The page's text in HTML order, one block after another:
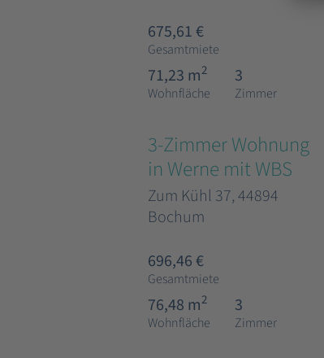
675,61 €
Gesamtmiete
71,23 m2
Wohnfläche
3
Zimmer
3-Zimmer Wohnung
in Werne mit WBS
Zum Kühl 37, 44894
Bochum
696,46 €
Gesamtmiete
76,48 m2
Wohnfläche
3
Zimmer